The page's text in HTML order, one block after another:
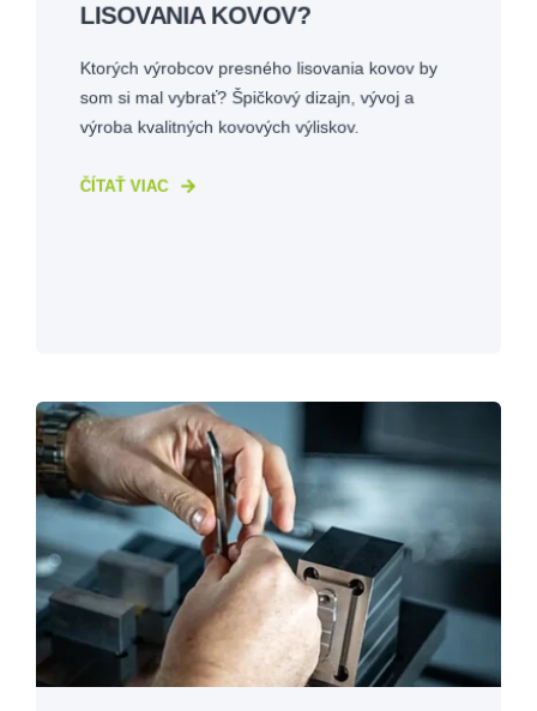
LISOVANIA KOVOV?
Ktorých výrobcov presného lisovania kovov by
som si mal vybrať? Špičkový dizajn, vývoj a
výroba kvalitných kovových výliskov.
ČÍTAŤ VIAC